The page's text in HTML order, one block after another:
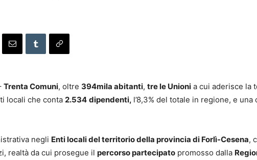
Trenta Comuni, oltre 394mila abitanti, tre le Unioni a cui aderisce la
locali che conta 2.534 dipendenti, l’8,3% del totale in regione, e
negli Enti locali del territorio della provincia di Forlì-Cesena,
realtà da cui prosegue il percorso partecipato promosso dalla